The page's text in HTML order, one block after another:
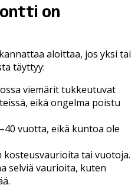
on
aloittaa, jos yksi tai
täyttyy:
viemärit tukkeutuvat
eikä ongelma poistu
vuotta, eikä kuntoa ole
kosteusvaurioita tai vuotoja.
selviä vaurioita, kuten